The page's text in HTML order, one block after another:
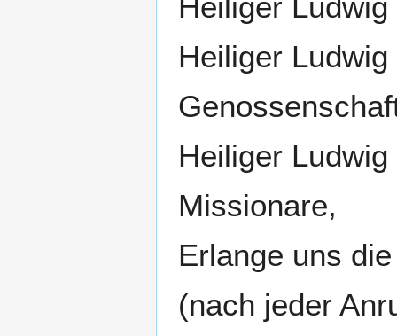
Heiliger
Heiliger
Heiliger
Missionare,
Erlange uns
(nach jeder